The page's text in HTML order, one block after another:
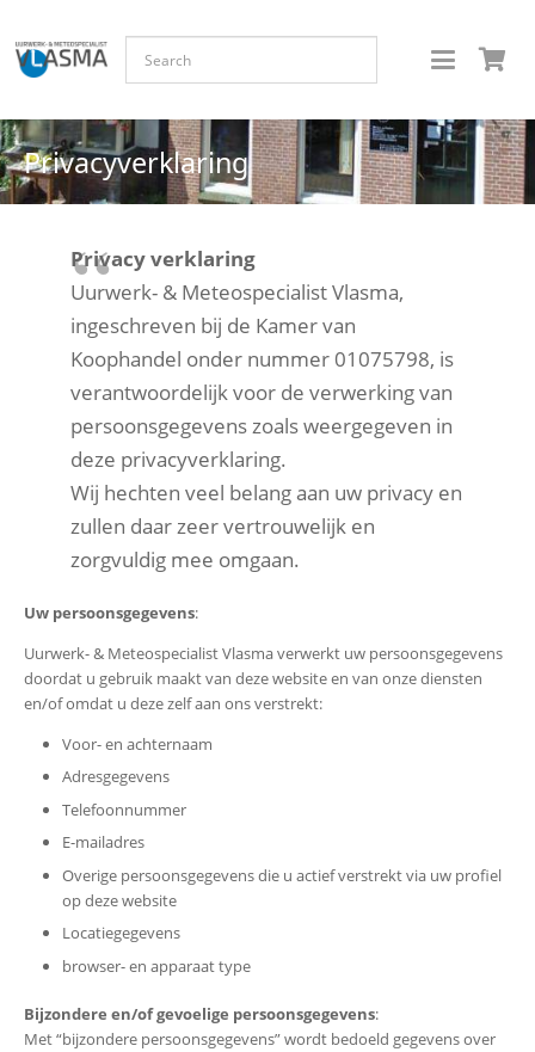
Privacyverklaring
Privacy verklaring
Uurwerk- & Meteospecialist Vlasma,
ingeschreven bij de Kamer van
Koophandel onder nummer 01075798, is
verantwoordelijk voor de verwerking van
persoonsgegevens zoals weergegeven in
deze privacyverklaring.
Wij hechten veel belang aan uw privacy en
zullen daar zeer vertrouwelijk en
zorgvuldig mee omgaan.
Uw persoonsgegevens:
Uurwerk- & Meteospecialist Vlasma verwerkt uw persoonsgegevens
doordat u gebruik maakt van deze website en van onze diensten
en/of omdat u deze zelf aan ons verstrekt:
Voor- en achternaam
Adresgegevens
Telefoonnummer
E-mailadres
Overige persoonsgegevens die u actief verstrekt via uw profiel
op deze website
Locatiegegevens
browser- en apparaat type
Bijzondere en/of gevoelige persoonsgegevens:
Met “bijzondere persoonsgegevens” wordt bedoeld gegevens over